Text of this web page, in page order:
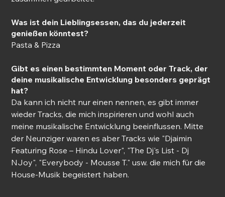
Was ist dein Lieblingsessen, das du jederzeit
genießen könntest?
Pasta & Pizza
Gibt es einen bestimmten Moment oder Track, der
deine musikalische Entwicklung besonders geprägt
hat?
Da kann ich nicht nur einen nennen, es gibt immer
wieder Tracks, die mich inspirieren und wohl auch
meine musikalische Entwicklung beeinflussen. Mitte
der Neunziger waren es aber Tracks wie "Djaimin
Featuring Rose – Hindu Lover", "The Dj's List - Dj
NJoy", "Everybody - Mousse T." usw. die mich für die
House-Musik begeistert haben.